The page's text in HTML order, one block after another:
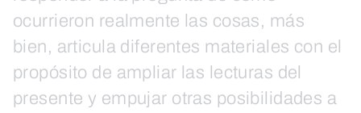
ocurrieron realmente las cosas, más
bien, articula diferentes materiales con el
propósito de ampliar las lecturas del
presente y empujar otras posibilidades a